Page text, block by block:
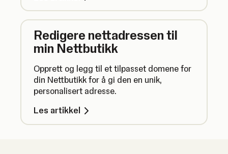
Redigere nettadressen til
min Nettbutikk
Opprett og legg til et tilpasset domene for
din Nettbutikk for å gi den en unik,
personalisert adresse.
Les artikkel